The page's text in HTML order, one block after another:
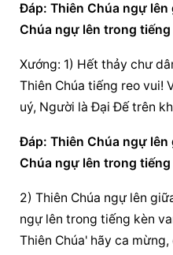
Ðáp: Thiên Chúa ngự
Chúa ngự lên trong tiếng
Xướng: 1) Hết thảy chư
Thiên Chúa tiếng reo vui!
uý, Người là Ðại Ðế trên
Ðáp: Thiên Chúa ngự
Chúa ngự lên trong tiếng
2) Thiên Chúa ngự lên
ngự lên trong tiếng kèn
Thiên Chúa' hãy ca